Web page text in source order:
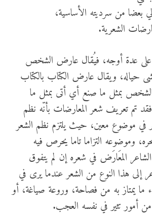
بعضا من سرديته الأساسية،
الشعرية.
على عدة أوجه، فيُقال عارض الشخص
حياله، ويقال عارض الكتاب بالكتاب
بمثل ما صنع أي أتى بمثل ما
تم تعريف شعر المعارضات بأنّه نظم
في موضوع معين، حيث يلتزم نظم الشعر
وموضوعه التزاما تاما يحرص فيه
المعَارَض في شعره إن لم يتفوق
إلى هذا النوع من الشعر عندما يرى في
ما يمتاز به من فصاحة، وروعة صياغة، أو
أمور تثير في نفسه العجب.